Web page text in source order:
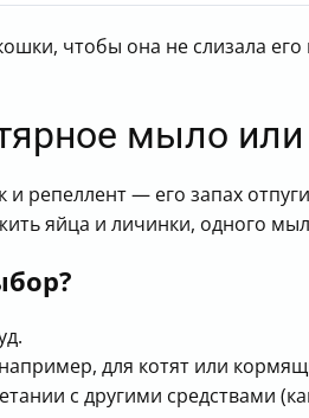
чтобы она не слизала
мыло или
репеллент — его запах
яйца и личинки, одного
для котят или
с другими средствами